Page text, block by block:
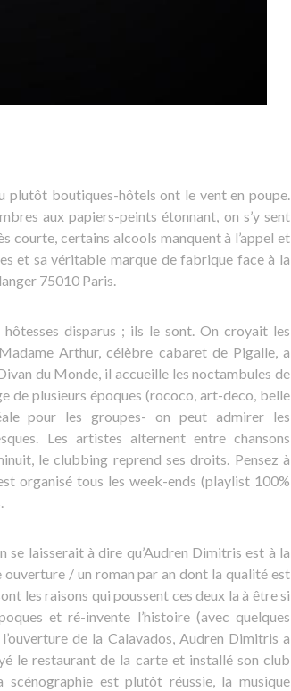
plutôt boutiques-hôtels ont le vent en poupe.
aux papiers-peints étonnant, on s’y sent
courte, certains alcools manquent à l’appel et
et sa véritable marque de fabrique face à la
75010 Paris.
disparus ; ils le sont. On croyait les
Arthur, célèbre cabaret de Pigalle, a
du Monde, il accueille les noctambules de
de plusieurs époques (rococo, art-deco, belle
pour les groupes- on peut admirer les
Les artistes alternent entre chansons
le clubbing reprend ses droits. Pensez à
organisé tous les week-ends (playlist 100%
se laisserait à dire qu’Audren Dimitris est à la
/ un roman par an dont la qualité est
les raisons qui poussent ces deux la à être si
et ré-invente l’histoire (avec quelques
de la Calavados, Audren Dimitris a
le restaurant de la carte et installé son club
est plutôt réussie, la musique